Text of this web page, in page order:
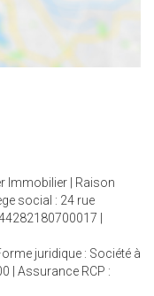
Immobilier | Raison
social : 24 rue
|
juridique : Société à
| Assurance RCP :